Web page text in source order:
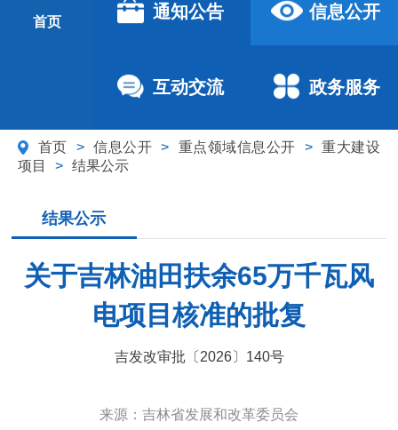
首页
通知公告 信息公开
互动交流 政务服务
首页 > 信息公开 > 重点领域信息公开 > 重大建设
项目
> 结果公示
结果公示
关于吉林油田扶余65万千瓦风
电项目核准的批复
吉发改审批〔2026〕140号
来源： 吉林省发展和改革委员会